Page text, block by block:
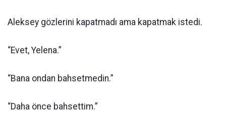
Aleksey gözlerini kapatmadı ama kapatmak istedi.
“Evet, Yelena.”
“Bana ondan bahsetmedin.”
“Daha önce bahsettim.”